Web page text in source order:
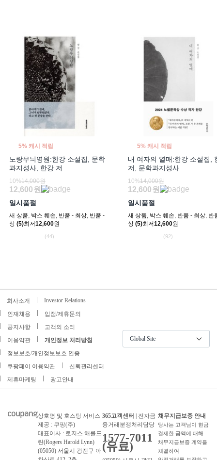
5% 캐시 적립
노랑무늬영원:한강 소설집, 문학
과지성사, 한강 저
10%14,000원
12,600 원
일시품절
새 상품, 박스 훼손, 반품 - 최상, 반품 -
상 (5)최저12,600원
(44)
5% 캐시 적립
내 여자의 열매:한강 소설집,
저, 문학과지성사
10%14,000원
12,600 원
일시품절
새 상품, 박스 훼손, 반품 - 최상, 반
상 (5)최저12,600원
(92)
회사소개
Investor Relations
인재채용
입점/제휴문의
공지사항
고객의 소리
이용약관
개인정보 처리방침
정보보호/개인정보보호 인증
쿠팡페이 이용약관
신뢰관리센터
제휴마케팅
광고안내
Global Site
상호명 및 호스팅 서비스
제공 : 쿠팡(주)
대표이사 : 로저스 해롤드
린(Rogers Harold Lynn)
(05050) 서울시 광진구 아
365고객센터 | 전자금
융거래분쟁처리담당
1577-7011
(유료)
채무지급보증 안내
당사는 고객님이 현금
결제한 금액에 대해
채무지급보증 계약을
체결하여